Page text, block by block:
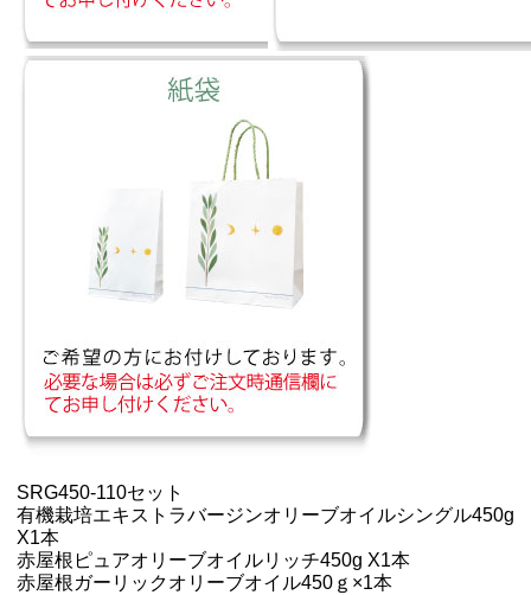
SRG450-110セット
有機栽培エキストラバージンオリーブオイルシングル450g
X1本
赤屋根ピュアオリーブオイルリッチ450g X1本
赤屋根ガーリックオリーブオイル450ｇ ×1本